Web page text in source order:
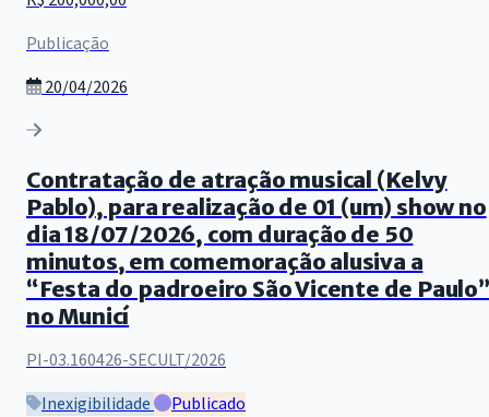
Publicação
20/04/2026
Contratação de atração musical (Kelvy
Pablo), para realização de 01 (um) show no
dia 18/07/2026, com duração de 50
minutos, em comemoração alusiva a
“Festa do padroeiro São Vicente de Paulo”
no Municí
PI-03.160426-SECULT/2026
Inexigibilidade
Publicado